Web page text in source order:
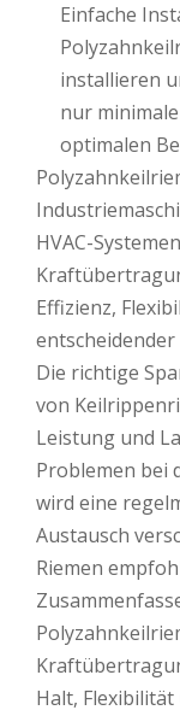
Einfache
installieren
nur
optimalen
HVAC-
Effizienz,
Die richtige
von
Leistung und
Problemen bei
wird eine
Austausch
Riemen
Halt,